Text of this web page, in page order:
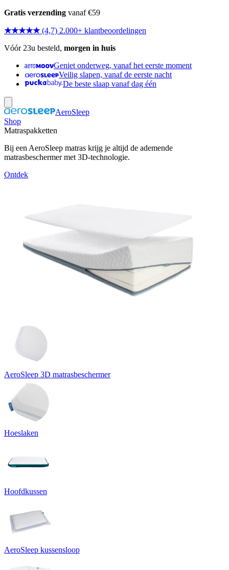
Gratis verzending vanaf €59
★★★★★ (4,7) 2.000+ klantbeoordelingen
Vóór 23u besteld, morgen in huis
Geniet onderweg, vanaf het eerste moment
Veilig slapen, vanaf de eerste nacht
De beste slaap vanaf dag één
AeroSleep
Shop
Matraspakketten
Bij een AeroSleep matras krijg je altijd de ademende
matrasbeschermer met 3D-technologie.
Ontdek
AeroSleep 3D matrasbeschermer
Hoeslaken
Hoofdkussen
AeroSleep kussensloop